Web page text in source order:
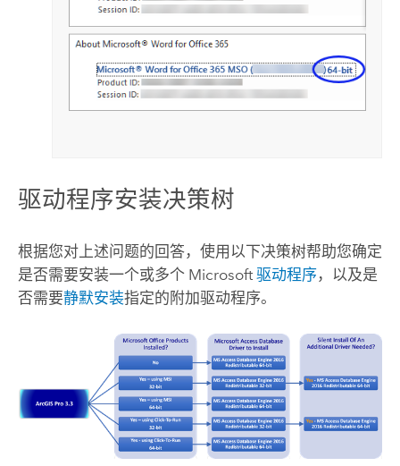
驱动程序安装决策树
根据您对上述问题的回答，使用以下决策树帮助您确定
是否需要安装一个或多个 Microsoft驱动程序，以及是
否需要静默安装指定的附加驱动程序。